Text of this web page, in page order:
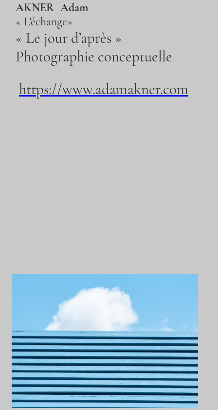
AKNER Adam
« L'échange»
« Le jour d’après »
Photographie conceptuelle
https://www.adamakner.com